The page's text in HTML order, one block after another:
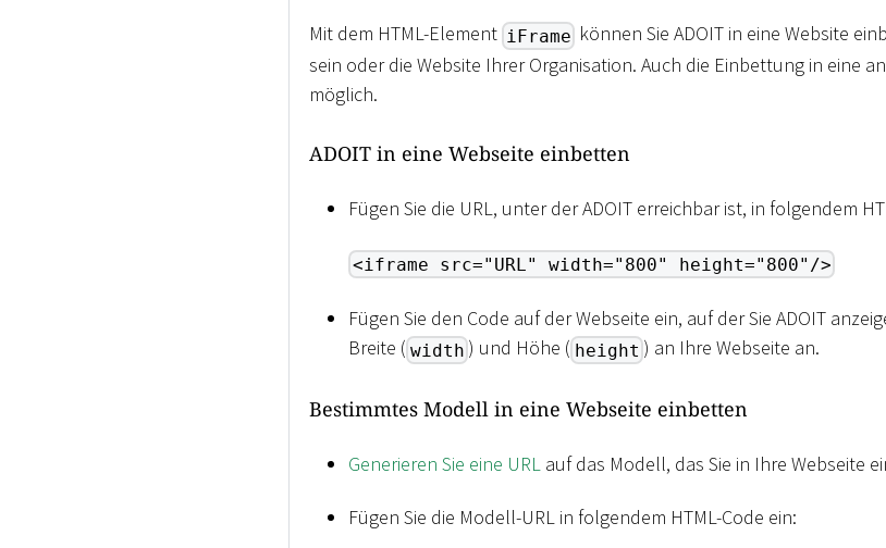
Mit dem HTML-Element iFrame können Sie ADOIT in eine Website
sein oder die Website Ihrer Organisation. Auch die Einbettung in eine
möglich.
ADOIT in eine Webseite einbetten
Fügen Sie die URL, unter der ADOIT erreichbar ist, in folgendem
<iframe src="URL" width="800" height="800"/>
Fügen Sie den Code auf der Webseite ein, auf der Sie ADOIT
Breite ( width ) und Höhe ( height ) an Ihre Webseite an.
Bestimmtes Modell in eine Webseite einbetten
Generieren Sie eine URL auf das Modell, das Sie in Ihre Webseite
Fügen Sie die Modell-URL in folgendem HTML-Code ein: